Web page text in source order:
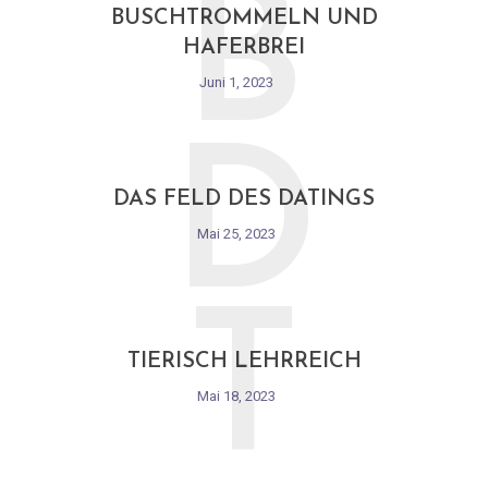
BUSCHTROMMELN UND
HAFERBREI
Juni 1, 2023
B
DAS FELD DES DATINGS
Mai 25, 2023
D
TIERISCH LEHRREICH
Mai 18, 2023
T